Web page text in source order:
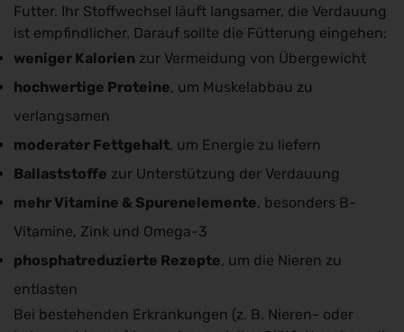
Futter. Ihr Stoffwechsel läuft langsamer, die Verdauung
ist empfindlicher. Darauf sollte die Fütterung eingehen:
weniger Kalorien zur Vermeidung von Übergewicht
hochwertige Proteine, um Muskelabbau zu
verlangsamen
moderater Fettgehalt, um Energie zu liefern
Ballaststoffe zur Unterstützung der Verdauung
mehr Vitamine & Spurenelemente, besonders B-
Vitamine, Zink und Omega-3
phosphatreduzierte Rezepte, um die Nieren zu
entlasten
Bei bestehenden Erkrankungen (z. B. Nieren- oder